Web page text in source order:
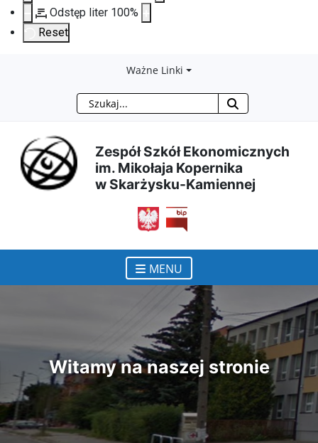
Odstęp liter 100%
Reset
treści
głównej
menu
nawigacyjnego
wyszukiwarki
mapy
strony
Ważne Linki
Szukaj
Zespół Szkół Ekonomicznych
im. Mikołaja Kopernika
w Skarżysku-Kamiennej
otwiera się w nowym
MENU
Witamy na naszej stronie